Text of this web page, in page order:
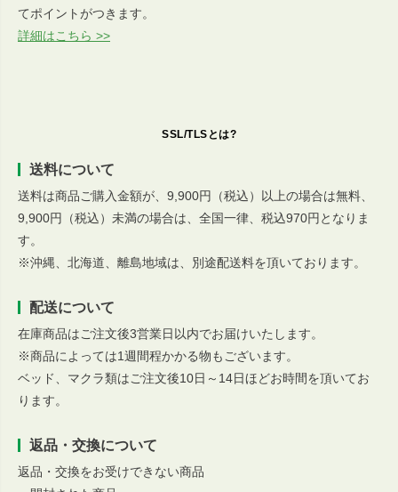
てポイントがつきます。
詳細はこちら >>
SSL/TLSとは?
送料について
送料は商品ご購入金額が、9,900円（税込）以上の場合は無料、
9,900円（税込）未満の場合は、全国一律、税込970円となりま
す。
※沖縄、北海道、離島地域は、別途配送料を頂いております。
配送について
在庫商品はご注文後3営業日以内でお届けいたします。
※商品によっては1週間程かかる物もございます。
ベッド、マクラ類はご注文後10日～14日ほどお時間を頂いてお
ります。
返品・交換について
返品・交換をお受けできない商品